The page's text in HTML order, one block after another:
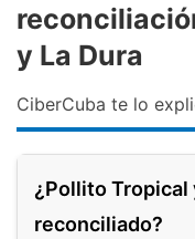
y La Dura
CiberCuba te lo
¿Pollito Tropical
reconciliado?